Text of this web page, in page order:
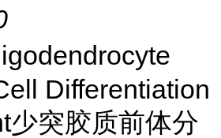
Differentiation
少突胶质前体分